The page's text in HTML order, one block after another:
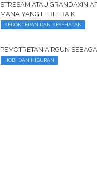
STRESAM ATAU GRANDAXIN
MANA YANG LEBIH BAIK
KEDOKTERAN DAN KESEHATAN
PEMOTRETAN AIRGUN
HOBI DAN HIBURAN